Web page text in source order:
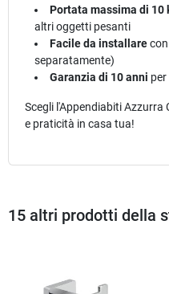
Portata massima di 10
altri oggetti pesanti
Facile da installare
separatamente)
Garanzia di 10 anni
Scegli l'Appendiabiti
e praticità in casa tua!
15 altri prodotti della